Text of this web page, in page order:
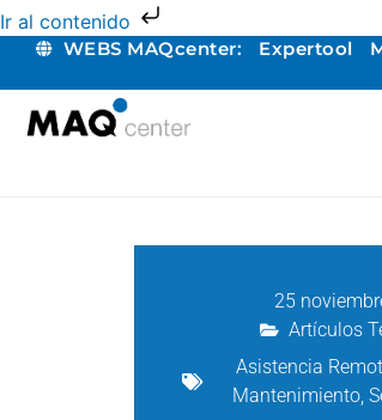
Ir al contenido
WEBS MAQcenter: Expertool
25
Artículos
Asistencia
Mantenimiento,